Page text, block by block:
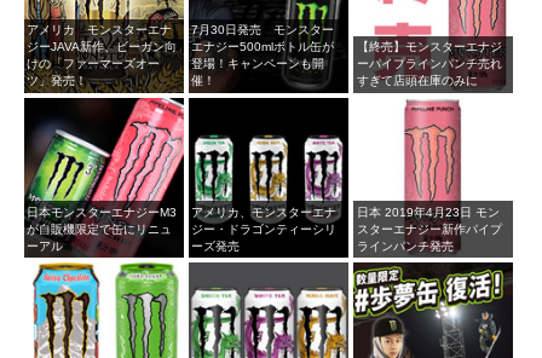
アメリカ モンスターエナ
ジーJAVA新作、ビーガン向
けの「ファーマーズオー
ツ」発売！
7月30日発売 モンスター
エナジー500mlボトル缶が
登場！キャンペーンも開
催！
【終売】モンスターエナジ
ーパイプラインパンチ売れ
すぎて店頭在庫のみに
日本モンスターエナジーM3
が自販機限定で缶にリニュ
ーアル
アメリカ、モンスターエナ
ジー・ドラゴンティーシリ
ーズ発売
日本 2019年4月23日 モン
スターエナジー新作パイプ
ラインパンチ発売